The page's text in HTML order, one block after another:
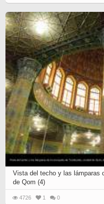
Vista del techo y las lámparas
de Qom (4)
4726 1 0